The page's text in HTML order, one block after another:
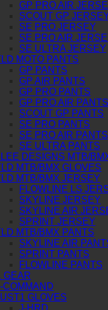
GP PRO AIR
SCOUT GP
SE PRO JERSEY
SE PRO AIR
SE ULTRA JERSEY
MOTO PANTS
GP PANTS
GP AIR PANTS
GP PRO PANTS
GP PRO AIR PANTS
SCOUT GP PANTS
SE PRO PANTS
SE PRO AIR PANTS
SE ULTRA PANTS
DESIGNS MTB/
MTB/BMX GLOVES
MTB/BMX JERSEY
FLOWLINE LS
SKYLINE JERSEY
SKYLINE AIR
SPRINT JERSEY
MTB/BMX PANTS
SKYLINE AIR
SPRINT PANTS
FLOWLINE PANTS
GEAR
COMMAND
GLOVES
J-HRD